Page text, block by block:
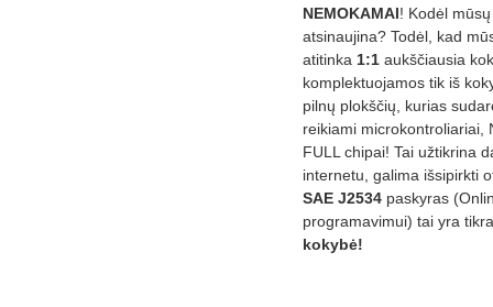
NEMOKAMAI! Kodėl
atsinaujina? Todėl, kad
atitinka 1:1 aukščiausia
komplektuojamos tik iš
pilnų plokščių, kurias
reikiami microkontroliariai,
FULL chipai! Tai užtikrina
internetu, galima išsipirkti
SAE J2534 paskyras
programavimui) tai yra
kokybė!